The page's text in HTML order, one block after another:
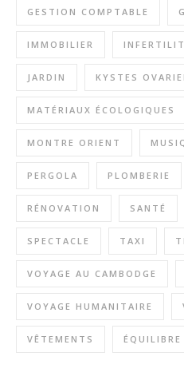
GESTION COMPTABLE
IMMOBILIER
JARDIN KYSTES
MATÉRIAUX ÉCOLOGIQUES
MONTRE ORIENT
PERGOLA PLOMBERIE
RÉNOVATION SANTÉ
SPECTACLE TAXI
VOYAGE AU CAMBODGE
VOYAGE HUMANITAIRE
VÊTEMENTS